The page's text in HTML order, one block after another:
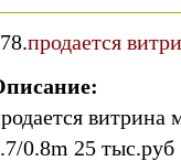
продается
витрина
0.8m 25 тыс.руб